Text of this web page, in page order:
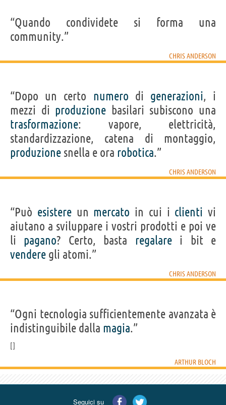
“Quando condividete si forma una
community.”
CHRIS ANDERSON
“Dopo un certo numero di generazioni, i
mezzi di produzione basilari subiscono una
trasformazione: vapore, elettricità,
standardizzazione, catena di montaggio,
produzione snella e ora robotica.”
CHRIS ANDERSON
“Può esistereun mercato in cui i clienti vi
aiutano a sviluppare i vostri prodotti e poi ve
li pagano? Certo, basta regalarei bit e
vendere gli atomi.”
CHRIS ANDERSON
“Ogni tecnologia sufficientemente avanzata è
indistinguibile dalla magia.”
ARTHUR BLOCH
Seguici su